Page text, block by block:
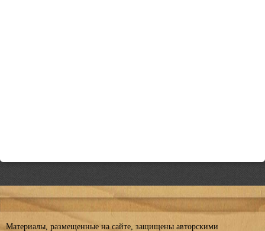
Материалы, размещенные на сайте, защищены авторскими